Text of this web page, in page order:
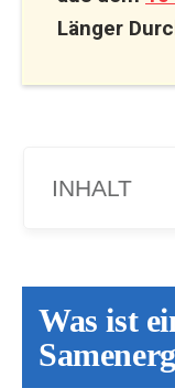
Länger
INHALT
Was ist